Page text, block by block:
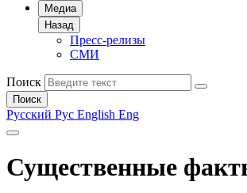
Медиа
Назад
Пресс-релизы
СМИ
Поиск
Поиск
Русский Рус English Eng
Существенные